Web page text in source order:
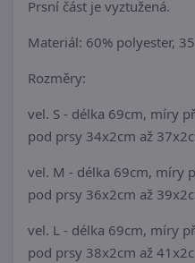
Prsní část je vyztužená.
Materiál: 60% polyester,
Rozměry:
vel. S - délka 69cm, míry
pod prsy 34x2cm až
vel. M - délka 69cm, míry
pod prsy 36x2cm až
vel. L - délka 69cm, míry
pod prsy 38x2cm až